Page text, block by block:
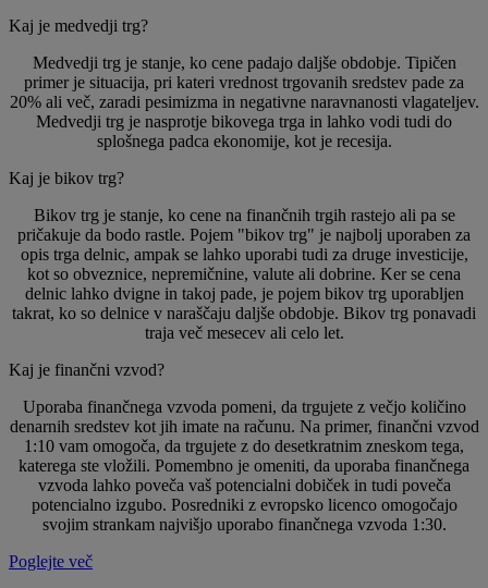
Kaj je medvedji trg?
Medvedji trg je stanje, ko cene padajo daljše obdobje. Tipičen
primer je situacija, pri kateri vrednost trgovanih sredstev pade za
20% ali več, zaradi pesimizma in negativne naravnanosti vlagateljev.
Medvedji trg je nasprotje bikovega trga in lahko vodi tudi do
splošnega padca ekonomije, kot je recesija.
Kaj je bikov trg?
Bikov trg je stanje, ko cene na finančnih trgih rastejo ali pa se
pričakuje da bodo rastle. Pojem "bikov trg" je najbolj uporaben za
opis trga delnic, ampak se lahko uporabi tudi za druge investicije,
kot so obveznice, nepremičnine, valute ali dobrine. Ker se cena
delnic lahko dvigne in takoj pade, je pojem bikov trg uporabljen
takrat, ko so delnice v naraščaju daljše obdobje. Bikov trg ponavadi
traja več mesecev ali celo let.
Kaj je finančni vzvod?
Uporaba finančnega vzvoda pomeni, da trgujete z večjo količino
denarnih sredstev kot jih imate na računu. Na primer, finančni vzvod
1:10 vam omogoča, da trgujete z do desetkratnim zneskom tega,
katerega ste vložili. Pomembno je omeniti, da uporaba finančnega
vzvoda lahko poveča vaš potencialni dobiček in tudi poveča
potencialno izgubo. Posredniki z evropsko licenco omogočajo
svojim strankam najvišjo uporabo finančnega vzvoda 1:30.
Poglejte več